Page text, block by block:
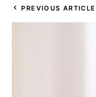
PREVIOUS ARTICLE